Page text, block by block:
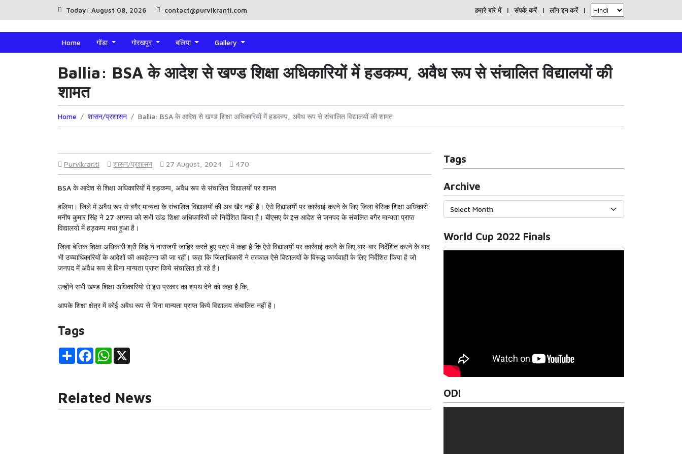
Today: August 08, 2026 contact@purvikranti.com हमारे बारे में संपर्क करें लॉग इन करें
Home गोंडा गोरखपुर बलिया Gallery
Ballia: BSA के आदेश से खण्ड शिक्षा अधिकारियों में हडकम्प, अवैध रूप से संचालित विद्यालयों की
शामत
Home शासन/प्रशासन Ballia: BSA के आदेश से खण्ड शिक्षा अधिकारियों में हडकम्प, अवैध रूप से संचालित विद्यालयों की शामत
Purvikranti शासन/प्रशासन 27 August, 2024 470
BSA के आदेश से शिक्षा अधिकारियों में हड़कम्प, अवैध रूप से संचालित विद्यालयों पर शामत
बलिया। जिले में अवैध रूप से बगैर मान्यता के संचालित विद्यालयों की अब खैर नहीं है। ऐसे विद्यालयों पर कार्रवाई करने के लिए जिला बेसिक शिक्षा अधिकारी
मनीष कुमार सिंह ने 27 अगस्त को सभी खंड शिक्षा अधिकारियों को निर्देशित किया है। बीएसए के इस आदेश से जनपद के संचलित बगैर मान्यता प्राप्त
विद्यालयो में हड़कम्प मचा हुआ है।
जिला बेसिक शिक्षा अधिकारी श्री सिंह ने नाराजगी जाहिर करते हुए पत्र में कहा है कि ऐसे विद्यालयों पर कार्रवाई करने के लिए बार-बार निर्देशित करने के बाद
भी उच्चाधिकारियों के आदेशों की अवहेलना की जा रहीं। कहा कि जिलाधिकारी ने तत्काल ऐसे विद्यालयों के विरूद्ध कार्यवाही के लिए निर्देशित किया है जो
जनपद में अवैध रूप से बिना मान्यता प्राप्त किये संचालित हो रहे है।
उन्होंने सभी खण्ड शिक्षा अधिकारियो से इस प्रकार का शपथ देने को कहा है कि,
आपके शिक्षा क्षेत्र में कोई अवैध रूप से विना मान्यता प्राप्त किये विद्यालय संचालित नहीं है।
Tags
Share FacebookWhatsApp
Related News
Tags
Archive
World Cup 2022 Finals
ODI